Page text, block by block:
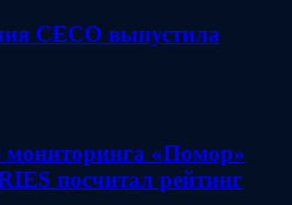
CECO выпустила
мониторинга «Помор»
посчитал рейтинг